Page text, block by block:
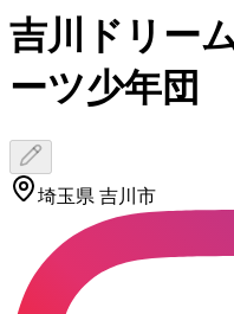
吉川ドリー
ーツ少年団
埼玉県 吉川市